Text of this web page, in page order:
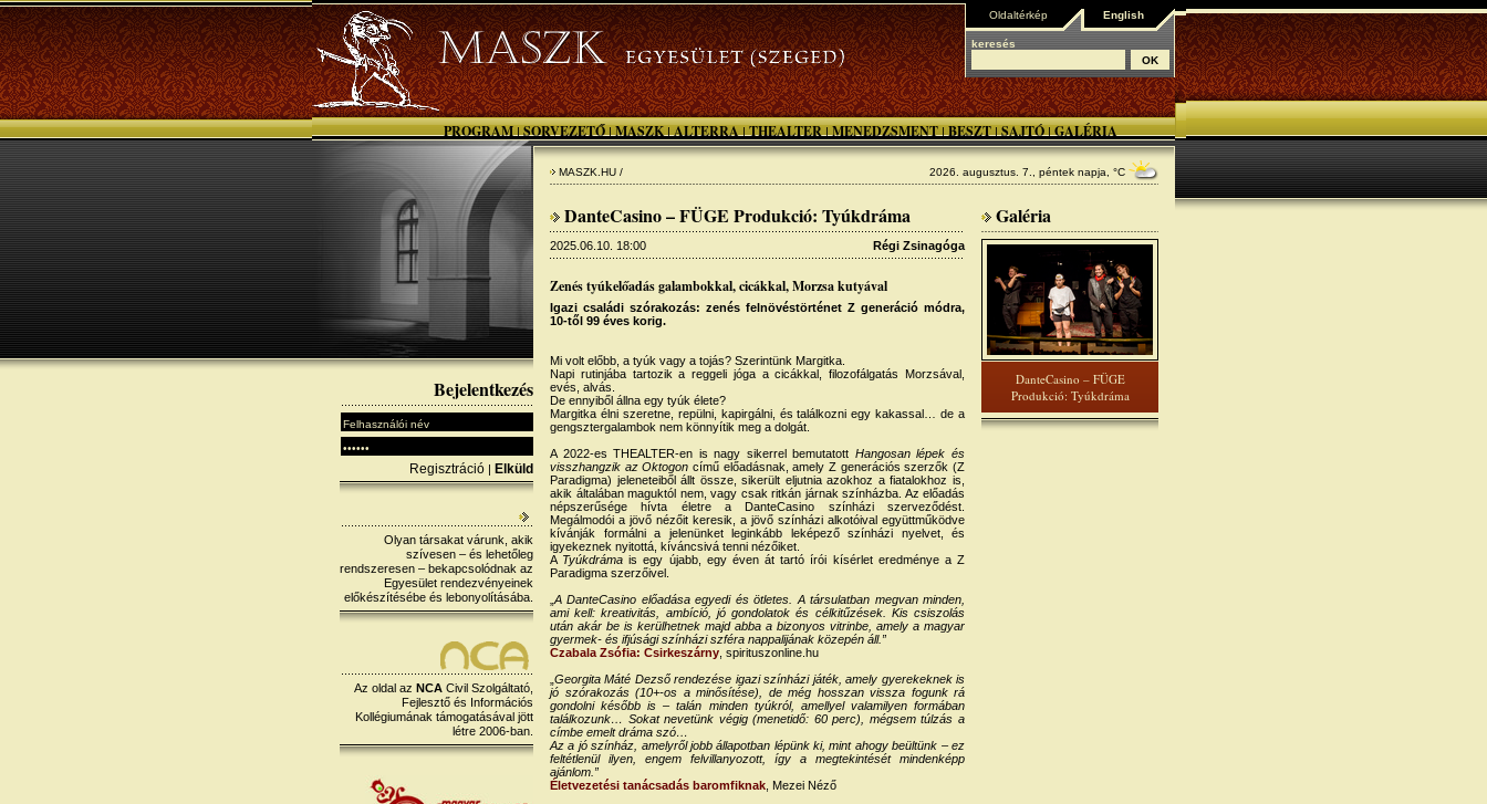
Oldaltérkép English
keresés
PROGRAM | SORVEZETŐ | MASZK | ALTERRA | THEALTER | MENEDZSMENT | BESZT | SAJTÓ | GALÉRIA
Bejelentkezés
Regisztráció | Elküld
Olyan társakat várunk, akik
szívesen – és lehetőleg
rendszeresen – bekapcsolódnak az
Egyesület rendezvényeinek
előkészítésébe és lebonyolításába.
Az oldal az NCA Civil Szolgáltató,
Fejlesztő és Információs
Kollégiumának támogatásával jött
létre 2006-ban.
MASZK.HU / 2026. augusztus. 7., péntek napja, °C
Galéria
DanteCasino – FÜGE
Produkció: Tyúkdráma
DanteCasino – FÜGE Produkció: Tyúkdráma
Régi Zsinagóga
2025.06.10. 18:00
Zenés tyúkelőadás galambokkal, cicákkal, Morzsa kutyával
Igazi családi szórakozás: zenés felnövéstörténet Z generáció módra,
10-től 99 éves korig.
Mi volt előbb, a tyúk vagy a tojás? Szerintünk Margitka.
Napi rutinjába tartozik a reggeli jóga a cicákkal, filozofálgatás Morzsával,
evés, alvás.
De ennyiből állna egy tyúk élete?
Margitka élni szeretne, repülni, kapirgálni, és találkozni egy kakassal… de a
gengsztergalambok nem könnyítik meg a dolgát.
A 2022-es THEALTER-en is nagy sikerrel bemutatott Hangosan lépek és
visszhangzik az Oktogon című előadásnak, amely Z generációs szerzők (Z
Paradigma) jeleneteiből állt össze, sikerült eljutnia azokhoz a fiatalokhoz is,
akik általában maguktól nem, vagy csak ritkán járnak színházba. Az előadás
népszerűsége hívta életre a DanteCasino színházi szerveződést.
Megálmodói a jövő nézőit keresik, a jövő színházi alkotóival együttműködve
kívánják formálni a jelenünket leginkább leképező színházi nyelvet, és
igyekeznek nyitottá, kíváncsivá tenni nézőiket.
A Tyúkdrámais egy újabb, egy éven át tartó írói kísérlet eredménye a Z
Paradigma szerzőivel.
A DanteCasino előadása egyedi és ötletes. A társulatban megvan minden,
ami kell: kreativitás, ambíció, jó gondolatok és célkitűzések. Kis csiszolás
után akár be is kerülhetnek majd abba a bizonyos vitrinbe, amely a magyar
gyermek- és ifjúsági színházi szféra nappalijának közepén áll.”
Czabala Zsófia: Csirkeszárny , spirituszonline.hu
Georgita Máté Dezső rendezése igazi színházi játék, amely gyerekeknek is
jó szórakozás (10+-os a minősítése), de még hosszan vissza fogunk rá
gondolni később is – talán minden tyúkról, amellyel valamilyen formában
találkozunk… Sokat nevetünk végig (menetidő: 60 perc), mégsem túlzás a
címbe emelt dráma szó…
Az a jó színház, amelyről jobb állapotban lépünk ki, mint ahogy beültünk – ez
feltétlenül ilyen, engem felvillanyozott, így a megtekintését mindenképp
ajánlom.”
Életvezetési tanácsadás baromfiknak , Mezei Néző